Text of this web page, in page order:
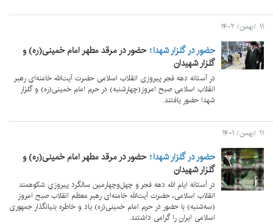
۱۱ /بهمن/ ۱۴۰۲
حضور در گلزار شهدا حضور در مرقد مطهر امام خمینی(ره) و
گلزار شهیدان
در آستانه دهه فجر پیروزی انقلاب اسلامی حضرت آیت‌الله خامنه‌ای رهبر
انقلاب اسلامی صبح امروز(چهارشنبه) در حرم امام خمینی(ره) و گلزار
شهدا حضور یافتند.
۱۱ /بهمن/ ۱۴۰۱
حضور در گلزار شهدا حضور در مرقد مطهر امام خمینی(ره) و
گلزار شهیدان
در آستانه ایام الله دهه فجر و چهل‌وچهارمین سالگرد پیروزی شکوهمند
انقلاب اسلامی، حضرت آیت‌الله خامنه‌ای رهبر معظم انقلاب صبح امروز
(سه‌شنبه) با حضور در حرم امام خمینی(ره) یاد و خاطره بنیانگذار جمهوری
اسلامی ایران را گرامی داشتند.